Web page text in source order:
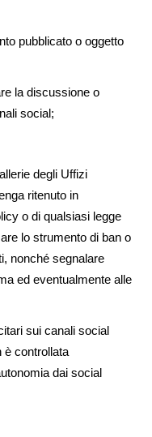
pubblicato o oggetto
la discussione o
social;
degli Uffizi
ritenuto in
o di qualsiasi legge
lo strumento di ban o
nonché segnalare
ed eventualmente alle
sui canali social
è controllata
dai social